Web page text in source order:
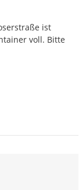
ist
voll. Bitte